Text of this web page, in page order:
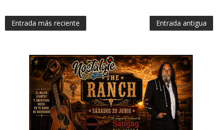
Entrada más reciente Entrada antigua